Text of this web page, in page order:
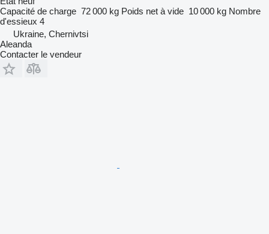
Capacité de charge 72 000 kg Poids net à vide 10 000 kg Nombre
d'essieux 4
Ukraine, Chernivtsi
Aleanda
Contacter le vendeur